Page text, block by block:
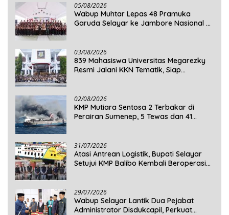
05/08/2026
Wabup Muhtar Lepas 48 Pramuka
Garuda Selayar ke Jambore Nasional XII
03/08/2026
839 Mahasiswa Universitas Megarezky
Resmi Jalani KKN Tematik, Siap
02/08/2026
KMP Mutiara Sentosa 2 Terbakar di
Perairan Sumenep, 5 Tewas dan 41
31/07/2026
Atasi Antrean Logistik, Bupati Selayar
Setujui KMP Balibo Kembali Beroperasi
29/07/2026
Wabup Selayar Lantik Dua Pejabat
Administrator Disdukcapil, Perkuat